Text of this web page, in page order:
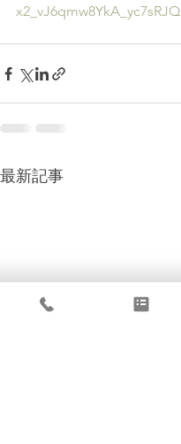
x2_vJ6qmw8YkA_yc7sRJQ
最新記事